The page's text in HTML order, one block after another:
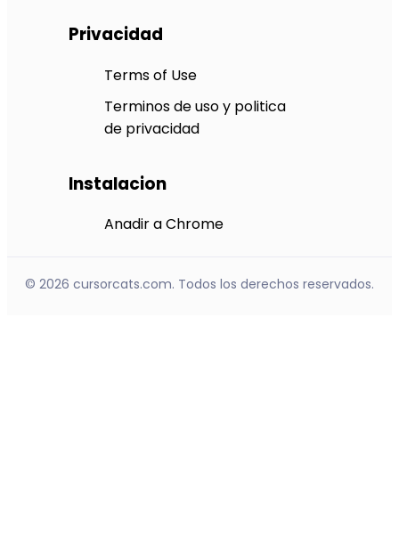
Privacidad
Terms of Use
Terminos de uso y politica
de privacidad
Instalacion
Anadir a Chrome
© 2026 cursorcats.com. Todos los derechos reservados.